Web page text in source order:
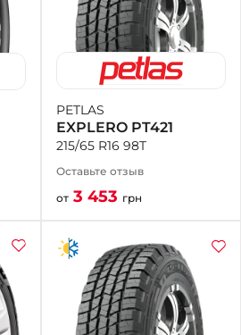
PETLAS
EXPLERO PT421
215/65 R16 98T
Оставьте отзыв
от 3 453 грн